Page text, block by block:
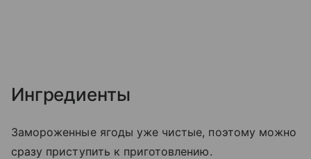
Ингредиенты
Замороженные ягоды уже чистые, поэтому можно
сразу приступить к приготовлению.